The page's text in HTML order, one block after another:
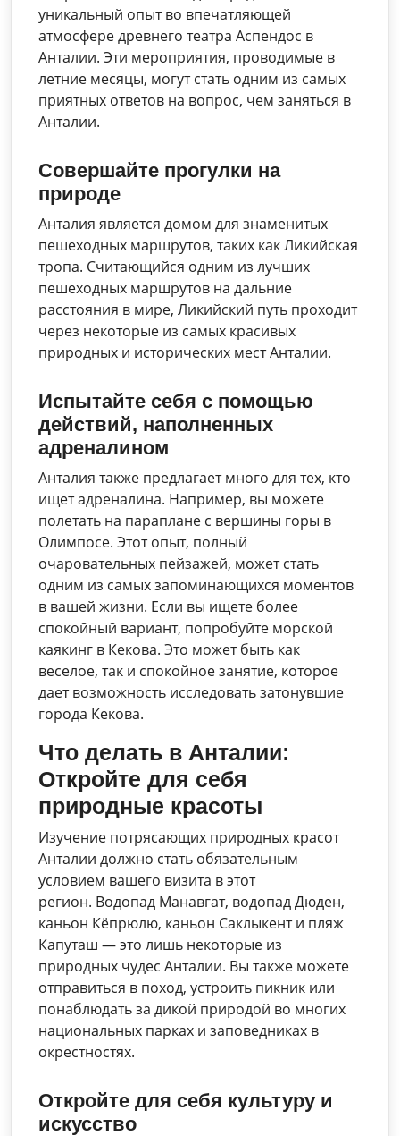
уникальный опыт во впечатляющей
атмосфере древнего театра Аспендос в
Анталии. Эти мероприятия, проводимые в
летние месяцы, могут стать одним из самых
приятных ответов на вопрос, чем заняться в
Анталии.
Совершайте прогулки на
природе
Анталия является домом для знаменитых
пешеходных маршрутов, таких как Ликийская
тропа. Считающийся одним из лучших
пешеходных маршрутов на дальние
расстояния в мире, Ликийский путь проходит
через некоторые из самых красивых
природных и исторических мест Анталии.
Испытайте себя с помощью
действий, наполненных
адреналином
Анталия также предлагает много для тех, кто
ищет адреналина. Например, вы можете
полетать на параплане с вершины горы в
Олимпосе. Этот опыт, полный
очаровательных пейзажей, может стать
одним из самых запоминающихся моментов
в вашей жизни. Если вы ищете более
спокойный вариант, попробуйте морской
каякинг в Кекова. Это может быть как
веселое, так и спокойное занятие, которое
дает возможность исследовать затонувшие
города Кекова.
Что делать в Анталии:
Откройте для себя
природные красоты
Изучение потрясающих природных красот
Анталии должно стать обязательным
условием вашего визита в этот
регион. Водопад Манавгат, водопад Дюден,
каньон Кёпрюлю, каньон Саклыкент и пляж
Капуташ — это лишь некоторые из
природных чудес Анталии. Вы также можете
отправиться в поход, устроить пикник или
понаблюдать за дикой природой во многих
национальных парках и заповедниках в
окрестностях.
Откройте для себя культуру и
искусство